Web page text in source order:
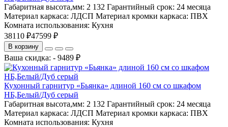
Габаритная высота,мм: 2 132 Гарантийный срок: 24 месяца
Материал каркаса: ЛДСП Материал кромки каркаса: ПВХ
Комната использования: Кухня
38110 ₽47599 ₽
В корзину
Ваша скидка: - 9489 ₽
Кухонный гарнитур «Бьянка» длиной 160 см со шкафом
НБ,Белый/Дуб серый
Габаритная высота,мм: 2 132 Гарантийный срок: 24 месяца
Материал каркаса: ЛДСП Материал кромки каркаса: ПВХ
Комната использования: Кухня